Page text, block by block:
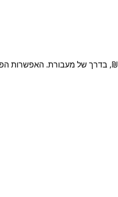
הדרך המהירה ביותר להגיע היא במעבורת, שנמשכה סביב 1.5 שעות. האפשרות הזולה ביותר עלתה כ־21 ₪, בדרך של